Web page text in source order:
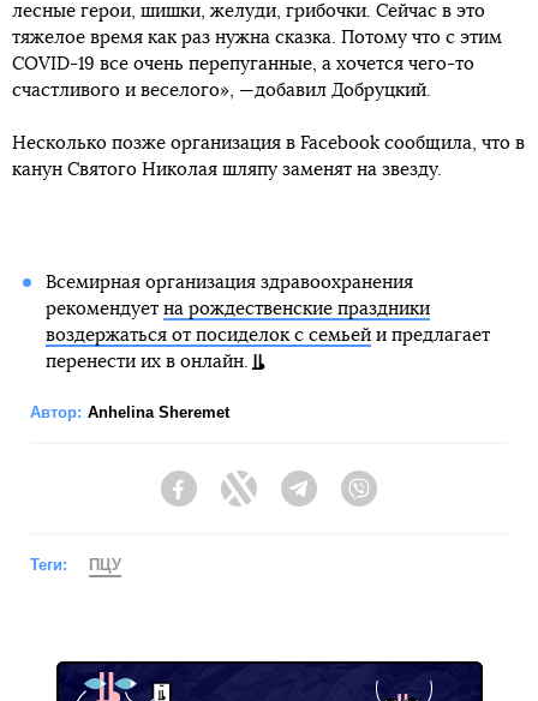
лесные герои, шишки, желуди, грибочки. Сейчас в это
тяжелое время как раз нужна сказка. Потому что с этим
COVID-19 все очень перепуганные, а хочется чего-то
счастливого и веселого», —добавил Добруцкий.
Несколько позже организация в Facebook сообщила, что в
канун Святого Николая шляпу заменят на звезду.
Всемирная организация здравоохранения
рекомендует на рождественские праздники
воздержаться от посиделок с семьейи предлагает
перенести их в онлайн.
Автор: Anhelina Sheremet
FacebookTwitter Telegram
Теги: ПЦУ